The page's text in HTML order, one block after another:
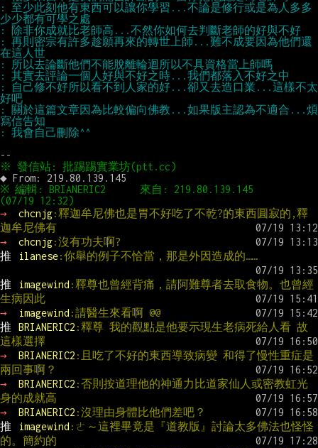
: 至少此刻他有東西可以讓你學習...不論是修行或是為人多多
: 再則密宗有許多趁願再來的轉世上師...難不成要因為他們還
: 自己修不好所以看不到人家的好...卻又去造口業...這樣不太
: 關於這篇文章因為比較偏向佛教...如果版主認為不適合...煩
※ 編輯: BRIANERIC2      來自: 219.80.139.145
→
chcnjg:釋迦牟尼佛也是胃不好吃了不乾?的東西圓寂的,釋
迦牟尼佛有
→
chcnjg:沒有功夫啊?
推
ilanese:你舉的例子不恰當，那是外因造成的……
推 imagewind :釋尊也曾經背痛，請阿難尊者去取食物。也曾經
生病因此
→
imagewind :請醫生來看啊 @@
推
BRIANERIC2 :釋尊 我的觀點是他要示現生老病死給人看 故
這樣選擇
→
BRIANERIC2 :且吃了不好的東西導致病變 和得了慢性重症是
兩回事啊？
→
BRIANERIC2 :否則按道理他的神通力比道家仙人或密教虹光
身的成就高
→
BRIANERIC2 :沒理由身體比他們差吧？
推
imagewind :ㄜ～這裡畢竟是『道教版』討論太多佛法也怪怪
的。簡約的